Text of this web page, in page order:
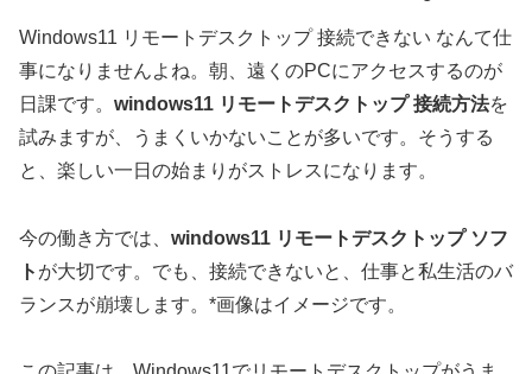
Windows11 リモートデスクトップ 接続できない なんて仕
事になりませんよね。朝、遠くのPCにアクセスするのが
日課です。 windows11 リモートデスクトップ 接続方法を
試みますが、うまくいかないことが多いです。そうする
と、楽しい一日の始まりがストレスになります。
今の働き方では、 windows11 リモートデスクトップ ソフ
ト が大切です。でも、接続できないと、仕事と私生活のバ
ランスが崩壊します。*画像はイメージです。